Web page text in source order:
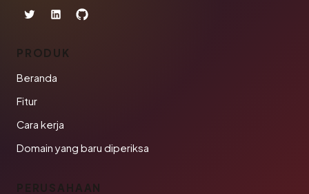
PRODUK
Beranda
Fitur
Cara kerja
Domain yang baru diperiksa
PERUSAHAAN